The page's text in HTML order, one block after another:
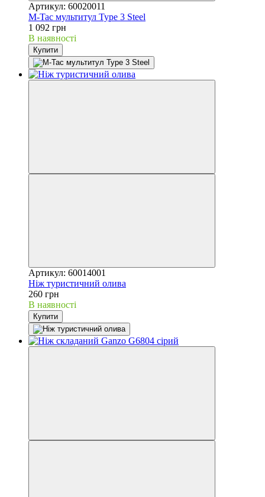
Артикул: 60020011
M-Tac мультитул Type 3 Steel
1 092 грн
В наявності
Купити
Артикул: 60014001
Ніж туристичний олива
260 грн
В наявності
Купити